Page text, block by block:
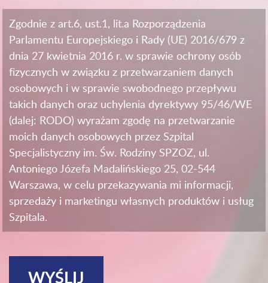
Zgodnie z art.6, ust.1, lit.a Rozporządzenia
Parlamentu Europejskiego i Rady (UE) 2016/679 z
dnia 27 kwietnia 2016 r. w sprawie ochrony osób
fizycznych w związku z przetwarzaniem danych
osobowych i w sprawie swobodnego przepływu
takich danych oraz uchylenia dyrektywy 95/46/WE
(dalej: RODO) wyrażam zgodę na przetwarzanie
moich danych osobowych przez Szpital
Specjalistyczny im. Św. Rodziny SPZOZ, ul.
Antoniego Józefa Madalińskiego 25, 02-544
Warszawa, w celu przekazywania mi informacji,
sprzedaży i marketingu własnych produktów i usług
Szpitala.